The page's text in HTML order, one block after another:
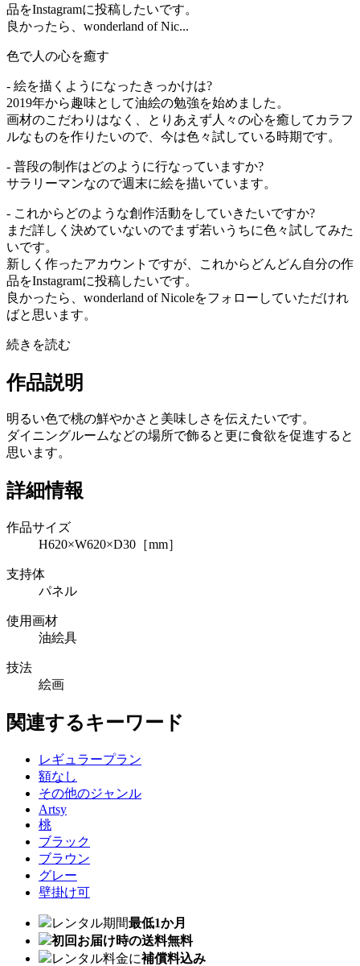
品をInstagramに投稿したいです。
良かったら、wonderland of Nic...
色で人の心を癒す
- 絵を描くようになったきっかけは?
2019年から趣味として油絵の勉強を始めました。
画材のこだわりはなく、とりあえず人々の心を癒してカラフ
ルなものを作りたいので、今は色々試している時期です。
- 普段の制作はどのように行なっていますか?
サラリーマンなので週末に絵を描いています。
- これからどのような創作活動をしていきたいですか?
まだ詳しく決めていないのでまず若いうちに色々試してみた
いです。
新しく作ったアカウントですが、これからどんどん自分の作
品をInstagramに投稿したいです。
良かったら、wonderland of Nicoleをフォローしていただけれ
ばと思います。
続きを読む
作品説明
明るい色で桃の鮮やかさと美味しさを伝えたいです。
ダイニングルームなどの場所で飾ると更に食欲を促進すると
思います。
詳細情報
作品サイズ
H620×W620×D30［mm］
支持体
パネル
使用画材
油絵具
技法
絵画
関連するキーワード
レギュラープラン
額なし
その他のジャンル
Artsy
桃
ブラック
ブラウン
グレー
壁掛け可
レンタル期間最低1か月
初回お届け時の送料無料
レンタル料金に補償料込み